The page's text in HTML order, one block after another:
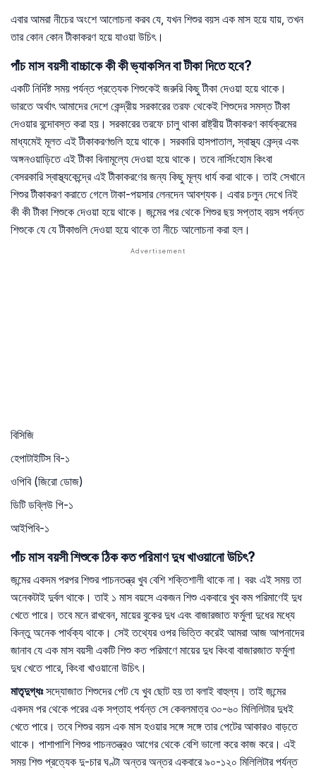
এবার আমরা নীচের অংশে আলোচনা করব যে, যখন শিশুর বয়স এক মাস হয়ে যায়, তখন
তার কোন কোন টীকাকরণ হয়ে যাওয়া উচিৎ।
পাঁচ মাস বয়সী বাচ্চাকে কী কী ভ্যাকসিন বা টীকা দিতে হবে?
একটি নির্দিষ্ট সময় পর্যন্ত প্রত্যেক শিশুকেই জরুরি কিছু টীকা দেওয়া হয়ে থাকে।
ভারতে অর্থাৎ আমাদের দেশে কেন্দ্রীয় সরকারের তরফ থেকেই শিশুদের সমস্ত টীকা
দেওয়ার বন্দোবস্ত করা হয়। সরকারের তরফে চালু থাকা রাষ্ট্রীয় টীকাকরণ কার্যক্রমের
মাধ্যমেই মূলত এই টীকাকরণগুলি হয়ে থাকে। সরকারি হাসপাতাল, স্বাস্থ্য কেন্দ্র এবং
অঙ্গনওয়াড়িতে এই টীকা বিনামূল্যে দেওয়া হয়ে থাকে। তবে নার্সিংহোম কিংবা
বেসরকারি স্বাস্থ্যকেন্দ্রে এই টীকাকরণের জন্য কিছু মূল্য ধার্য করা থাকে। তাই সেখানে
শিশুর টীকাকরণ করাতে গেলে টাকা-পয়সার লেনদেন আবশ্যক। এবার চলুন দেখে নিই
কী কী টীকা শিশুকে দেওয়া হয়ে থাকে। জন্মের পর থেকে শিশুর ছয় সপ্তাহ বয়স পর্যন্ত
শিশুকে যে যে টীকাগুলি দেওয়া হয়ে থাকে তা নীচে আলোচনা করা হল।
বিসিজি
হেপাটাইটিস বি-১
ওপিবি (জিরো ডোজ)
ডিটি ডব্লিউ পি-১
আইপিবি-১
পাঁচ মাস বয়সী শিশুকে ঠিক কত পরিমাণ দুধ খাওয়ানো উচিৎ?
জন্মের একদম পরপর শিশুর পাচনতন্ত্র খুব বেশি শক্তিশালী থাকে না। বরং এই সময় তা
অনেকটাই দুর্বল থাকে। তাই ১ মাস বয়সে একজন শিশু একবারে খুব কম পরিমাণেই দুধ
খেতে পারে। তবে মনে রাখবেন, মায়ের বুকের দুধ এবং বাজারজাত ফর্মুলা দুধের মধ্যে
কিন্তু অনেক পার্থক্য থাকে। সেই তথ্যের ওপর ভিত্তি করেই আমরা আজ আপনাদের
জানাব যে এক মাস বয়সী একটি শিশু কত পরিমাণে মায়ের দুধ কিংবা বাজারজাত ফর্মুলা
দুধ খেতে পারে, কিংবা খাওয়ানো উচিৎ।
মাতৃদুগ্ধঃসদ্যোজাত শিশুদের পেট যে খুব ছোট হয় তা বলাই বাহুল্য। তাই জন্মের
একদম পর থেকে পরের এক সপ্তাহ পর্যন্ত সে কেবলমাত্র ৩০-৬০ মিলিলিটার দুধই
খেতে পারে। তবে শিশুর বয়স এক মাস হওয়ার সঙ্গে সঙ্গে তার পেটের আকারও বাড়তে
থাকে। পাশাপাশি শিশুর পাচনতন্ত্রও আগের থেকে বেশি ভালো করে কাজ করে। এই
সময় শিশু প্রত্যেক দু-চার ঘণ্টা অন্তর অন্তর একবারে ৯০-১২০ মিলিলিটার পর্যন্ত